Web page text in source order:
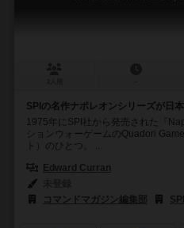
SPIの名作ナポレオンシリーズが日
1975年にSPI社から発売された『
ションウォーゲームのQuadori
ト）のひとつ。 ...
Edward Curran
コマンドマガジン編集部